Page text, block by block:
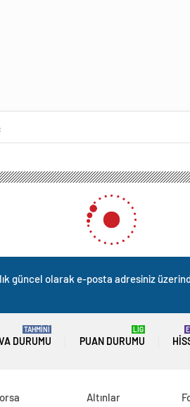
güncel olarak e-posta adresiniz
DURUMU
TAHMİNİ
PUAN DURUMU
LİG
Altınlar